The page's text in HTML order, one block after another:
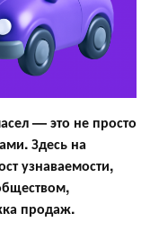
— это не просто
Здесь на
узнаваемости,
продаж.